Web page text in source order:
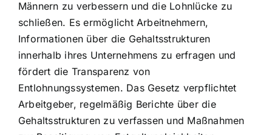
Männern zu verbessern und die Lohnlücke zu
schließen. Es ermöglicht Arbeitnehmern,
Informationen über die Gehaltsstrukturen
innerhalb ihres Unternehmens zu erfragen und
fördert die Transparenz von
Entlohnungssystemen. Das Gesetz verpflichtet
Arbeitgeber, regelmäßig Berichte über die
Gehaltsstrukturen zu verfassen und Maßnahmen